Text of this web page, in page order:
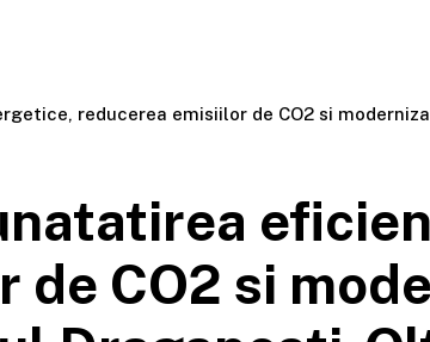
reducerea emisiilor de CO2 si
de CO2 si